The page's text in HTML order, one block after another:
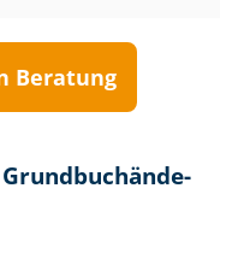
Beratung